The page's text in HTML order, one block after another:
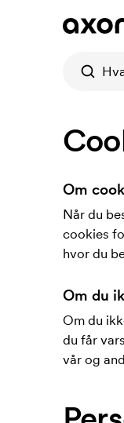
Om
Når du
cookies
hvor du
Om du
Om du
du får
vår og